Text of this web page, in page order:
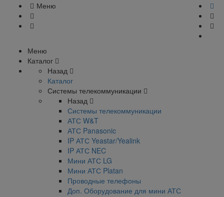
Меню
Меню
Каталог
Назад
Каталог
Системы телекоммуникации
Назад
Системы телекоммуникации
АТС W&T
АТС Panasonic
IP АТС Yeastar/Yealink
IP АТС NEC
Мини АТС LG
Мини АТС Platan
Проводные телефоны
Доп. Оборудование для мини АТС